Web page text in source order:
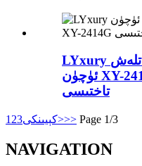
LYxury ئۆي جاھازلىرىنى زىننەتلەش
ئۈچۈن XY-2414G ئالتۇن مېتال تور
تاختىسى
1 23 كېيىنكى>>> Page 1/3
NAVIGATION